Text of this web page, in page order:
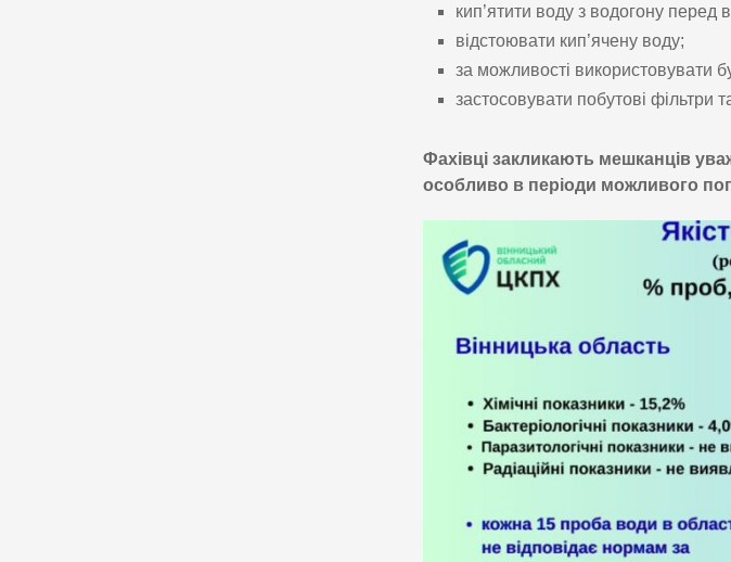
кип’ятити воду з водогону перед
відстоювати кип’ячену воду;
за можливості використовувати
застосовувати побутові фільтри
Фахівці закликають мешканців
особливо в періоди можливого